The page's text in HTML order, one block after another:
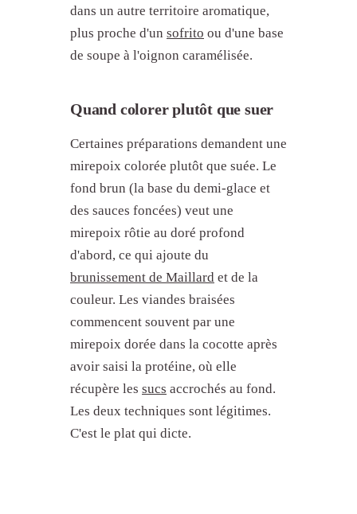
dans un autre territoire aromatique,
plus proche d'un sofrito ou d'une base
de soupe à l'oignon caramélisée.
Quand colorer plutôt que suer
Certaines préparations demandent une
mirepoix colorée plutôt que suée. Le
fond brun (la base du demi-glace et
des sauces foncées) veut une
mirepoix rôtie au doré profond
d'abord, ce qui ajoute du
brunissement de Maillard et de la
couleur. Les viandes braisées
commencent souvent par une
mirepoix dorée dans la cocotte après
avoir saisi la protéine, où elle
récupère les sucs accrochés au fond.
Les deux techniques sont légitimes.
C'est le plat qui dicte.